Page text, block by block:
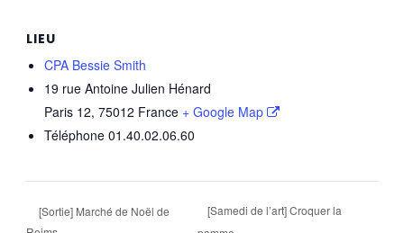
LIEU
CPA Bessie Smith
19 rue Antoine Julien Hénard
Paris 12, 75012 France + Google Map
Téléphone 01.40.02.06.60
[Sortie] Marché de Noël de
[Samedi de l’art] Croquer la